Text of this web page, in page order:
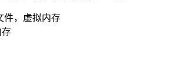
件，虚拟内存
存